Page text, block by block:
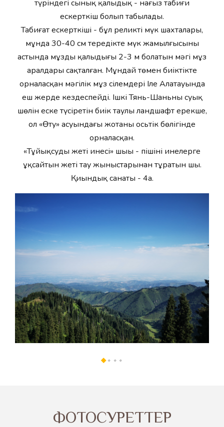
түріндегі сынық қалыңдық - нағыз табиғи
ескерткіш болып табылады.
Табиғат ескерткіші - бұл реликті мүк шахталары,
мұнда 30-40 см тереңдікте мүк жамылғысының
астында мұздың қалыңдығы 2-3 м болатын мәңгі мұз
аралдары сақталған. Мұндай төмен биіктікте
орналасқан мәңгілік мұз сілемдері Іле Алатауында
еш жерде кездеспейді. Ішкі Тянь-Шаньның суық
шөлін еске түсіретін биік таулы ландшафт ерекше,
ол «Өту» асуындағы жотаның осьтік бөлігінде
орналасқан.
«Тұйықсудың жеті инесі» шыңы - пішіні инелерге
ұқсайтын жеті тау жыныстарынан тұратын шың.
Қиындық санаты - 4а.
ФОТОСУРЕТТЕР